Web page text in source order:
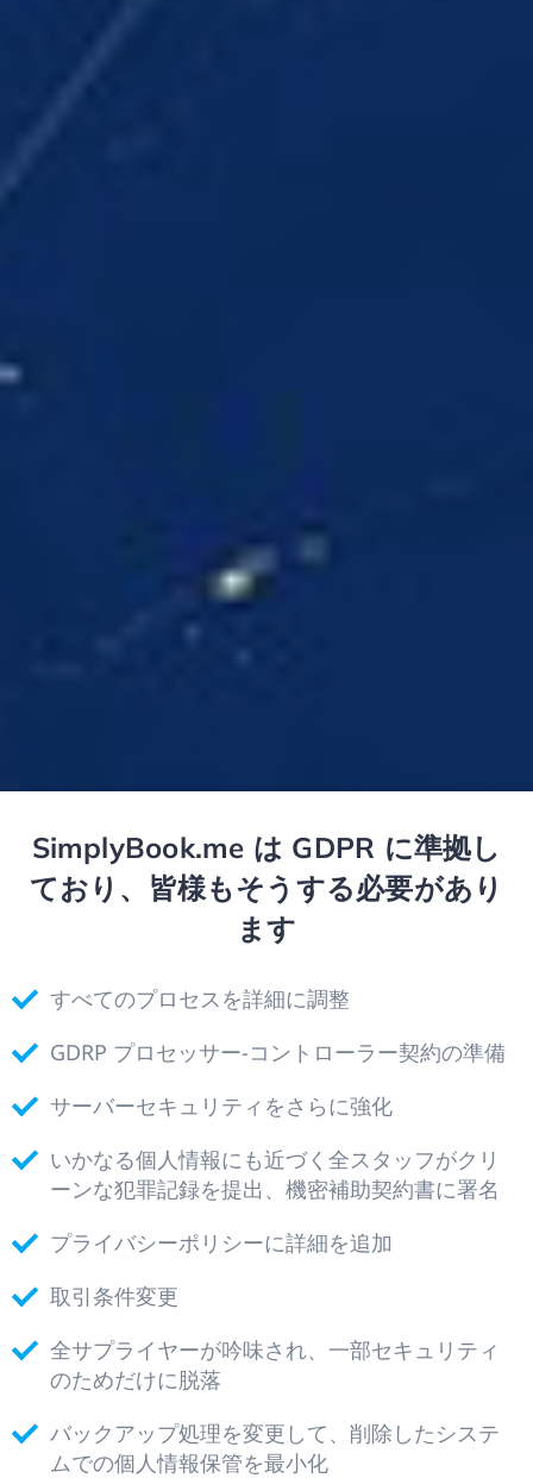
SimplyBook.me は GDPR に準拠し
ており、皆様もそうする必要があり
ます
すべてのプロセスを詳細に調整
GDRP プロセッサー-コントローラー契約の準備
サーバーセキュリティをさらに強化
いかなる個人情報にも近づく全スタッフがクリ
ーンな犯罪記録を提出、機密補助契約書に署名
プライバシーポリシーに詳細を追加
取引条件変更
全サプライヤーが吟味され、一部セキュリティ
のためだけに脱落
バックアップ処理を変更して、削除したシステ
ムでの個人情報保管を最小化